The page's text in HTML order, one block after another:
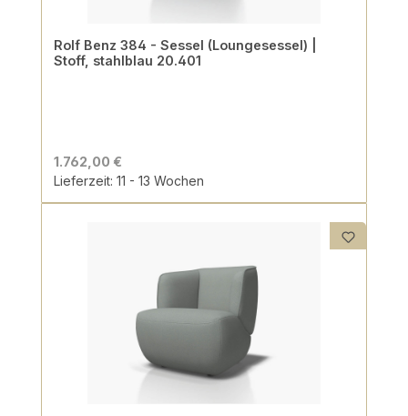
Rolf Benz 384 - Sessel (Loungesessel) |
Stoff, stahlblau 20.401
1.762,00 €
Lieferzeit: 11 - 13 Wochen